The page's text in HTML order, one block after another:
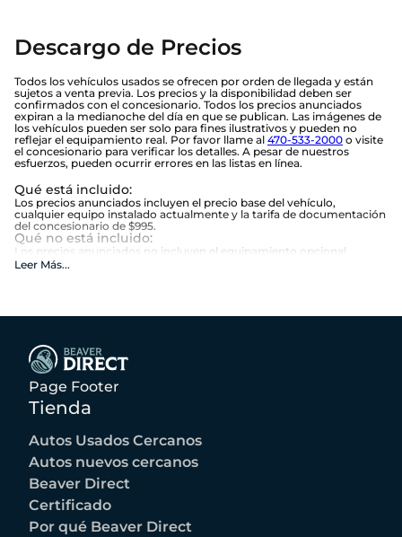
Descargo de Precios
Todos los vehículos usados se ofrecen por orden de llegada y están
sujetos a venta previa. Los precios y la disponibilidad deben ser
confirmados con el concesionario. Todos los precios anunciados
expiran a la medianoche del día en que se publican. Las imágenes de
los vehículos pueden ser solo para fines ilustrativos y pueden no
reflejar el equipamiento real. Por favor llame al 470-533-2000 o visite
el concesionario para verificar los detalles. A pesar de nuestros
esfuerzos, pueden ocurrir errores en las listas en línea.
Qué está incluido:
Los precios anunciados incluyen el precio base del vehículo,
cualquier equipo instalado actualmente y la tarifa de documentación
del concesionario de $995.
Qué no está incluido:
Los precios anunciados no incluyen el equipamiento opcional
seleccionado por el comprador, impuestos estatales y locales,
Leer Más...
Page Footer
Tienda
Autos Usados Cercanos
Autos nuevos cercanos
Beaver Direct
Certificado
Por qué Beaver Direct